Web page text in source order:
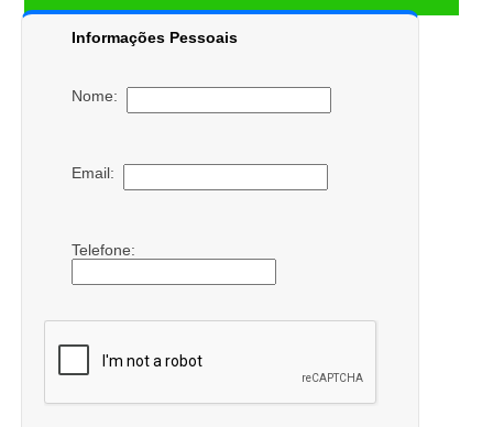
Informações Pessoais
Nome:
Email:
Telefone: